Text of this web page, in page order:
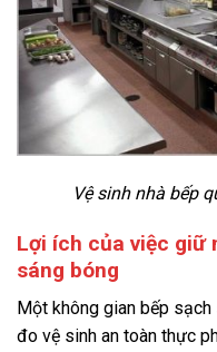
Vệ sinh nhà bếp
Lợi ích của việc giữ
sáng bóng
Một không gian bếp
đo vệ sinh an toàn thực